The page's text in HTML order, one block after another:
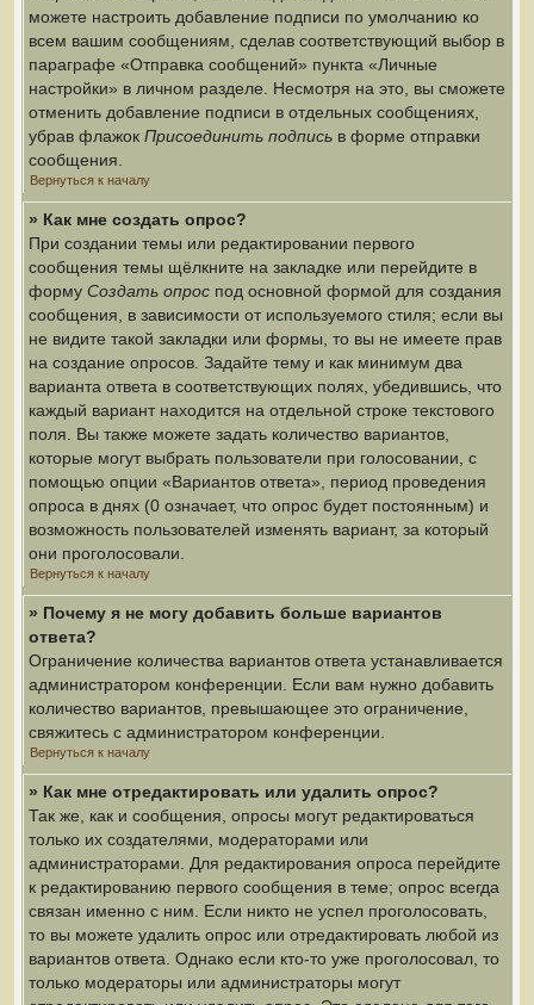
можете настроить добавление подписи по умолчанию ко
всем вашим сообщениям, сделав соответствующий выбор в
параграфе «Отправка сообщений» пункта «Личные
настройки» в личном разделе. Несмотря на это, вы сможете
отменить добавление подписи в отдельных сообщениях,
убрав флажок Присоединить подпись в форме отправки
сообщения.
Вернуться к началу
» Как мне создать опрос?
При создании темы или редактировании первого
сообщения темы щёлкните на закладке или перейдите в
форму Создать опрос под основной формой для создания
сообщения, в зависимости от используемого стиля; если вы
не видите такой закладки или формы, то вы не имеете прав
на создание опросов. Задайте тему и как минимум два
варианта ответа в соответствующих полях, убедившись, что
каждый вариант находится на отдельной строке текстового
поля. Вы также можете задать количество вариантов,
которые могут выбрать пользователи при голосовании, с
помощью опции «Вариантов ответа», период проведения
опроса в днях (0 означает, что опрос будет постоянным) и
возможность пользователей изменять вариант, за который
они проголосовали.
Вернуться к началу
» Почему я не могу добавить больше вариантов
ответа?
Ограничение количества вариантов ответа устанавливается
администратором конференции. Если вам нужно добавить
количество вариантов, превышающее это ограничение,
свяжитесь с администратором конференции.
Вернуться к началу
» Как мне отредактировать или удалить опрос?
Так же, как и сообщения, опросы могут редактироваться
только их создателями, модераторами или
администраторами. Для редактирования опроса перейдите
к редактированию первого сообщения в теме; опрос всегда
связан именно с ним. Если никто не успел проголосовать,
то вы можете удалить опрос или отредактировать любой из
вариантов ответа. Однако если кто-то уже проголосовал, то
только модераторы или администраторы могут